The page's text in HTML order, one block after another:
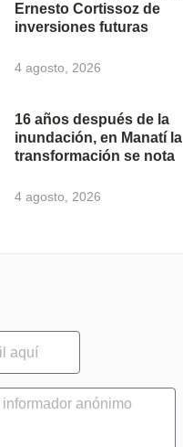
Ernesto Cortissoz de
inversiones futuras
4 agosto, 2026
16 años después de la
inundación, en Manatí la
transformación se nota
4 agosto, 2026